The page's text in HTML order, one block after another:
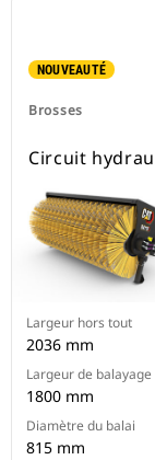
NOUVEAUTÉ
Brosses
Circuit
Largeur hors tout
2036 mm
Largeur de balayage
1800 mm
Diamètre du balai
815 mm